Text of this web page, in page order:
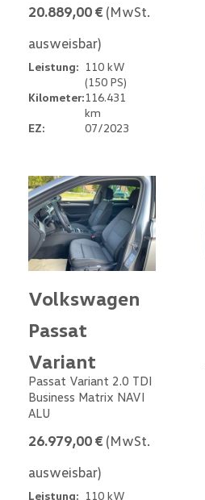
20.889,00 € (MwSt.
ausweisbar)
Leistung: 110 kW
(150 PS)
Kilometer:116.431
km
EZ:
07/2023
Volkswagen
Passat
Variant
Passat Variant 2.0 TDI
Business Matrix NAVI
ALU
26.979,00 € (MwSt.
ausweisbar)
Leistung: 110 kW